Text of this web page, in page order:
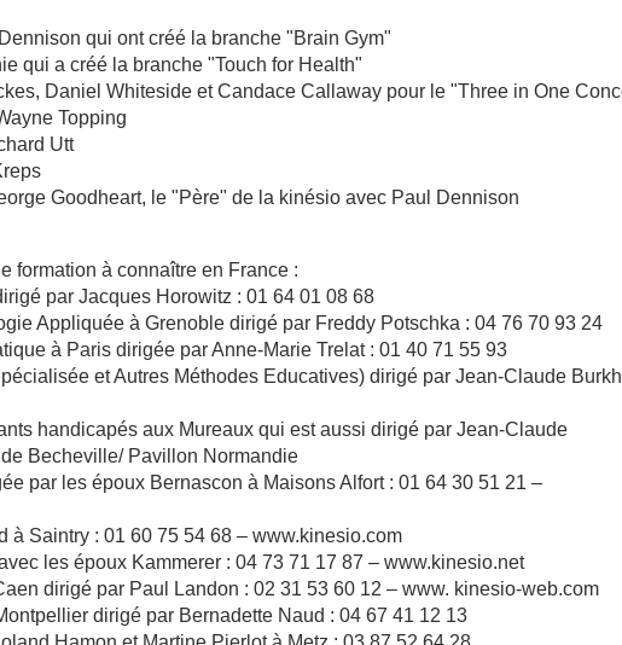
qui ont créé la branche "Brain Gym"
qui a créé la branche "Touch for Health"
Daniel Whiteside et Candace Callaway pour le "Three in One
Topping
Utt
Goodheart, le "Père" de la kinésio avec Paul Dennison
formation à connaître en France :
par Jacques Horowitz : 01 64 01 08 68
Appliquée à Grenoble dirigé par Freddy Potschka : 04 76 70 93 24
à Paris dirigée par Anne-Marie Trelat : 01 40 71 55 93
et Autres Méthodes Educatives) dirigé par Jean-Claude
handicapés aux Mureaux qui est aussi dirigé par Jean-Claude
Becheville/ Pavillon Normandie
par les époux Bernascon à Maisons Alfort : 01 64 30 51 21 –
à Saintry : 01 60 75 54 68 – www.kinesio.com
les époux Kammerer : 04 73 71 17 87 – www.kinesio.net
dirigé par Paul Landon : 02 31 53 60 12 – www. kinesio-web.com
dirigé par Bernadette Naud : 04 67 41 12 13